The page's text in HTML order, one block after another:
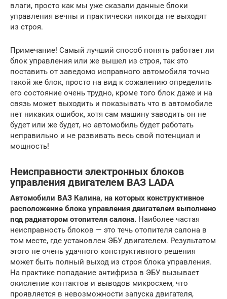
влаги, просто как мы уже сказали данные блоки
управления вечны и практически никогда не выходят
из строя.
Примечание! Самый лучший способ понять работает ли
блок управления или же вышел из строя, так это
поставить от заведомо исправного автомобиля точно
такой же блок, просто на вид к сожалению определить
его состояние очень трудно, кроме того блок даже и на
связь может выходить и показывать что в автомобиле
нет никаких ошибок, хотя сам машину заводить он не
будет или же будет, но автомобиль будет работать
неправильно и не развивать весь свой потенциал и
мощность!
Неисправности электронных блоков
управления двигателем ВАЗ LADA
Автомобили ВАЗ Калина, на которых конструктивное
расположение блока управления двигателем выполнено
под радиатором отопителя салона. Наиболее частая
неисправность блоков — это течь отопителя салона в
том месте, где установлен ЭБУ двигателем. Результатом
этого не очень удачного конструктивного решения
может быть полный выход из строя блока управления.
На практике попадание антифриза в ЭБУ вызывает
окисление контактов и выводов микросхем, что
проявляется в невозможности запуска двигателя,